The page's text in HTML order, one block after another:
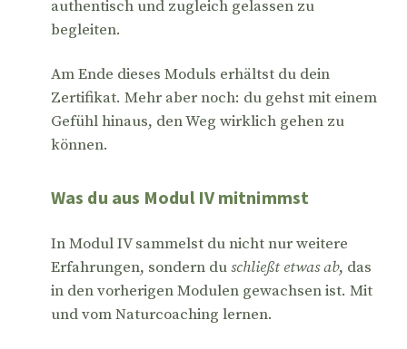
authentisch und zugleich gelassen zu
begleiten.
Am Ende dieses Moduls erhältst du dein
Zertifikat. Mehr aber noch: du gehst mit einem
Gefühl hinaus, den Weg wirklich gehen zu
können.
Was du aus Modul IV mitnimmst
In Modul IV sammelst du nicht nur weitere
Erfahrungen, sondern duschließt etwas ab, das
in den vorherigen Modulen gewachsen ist. Mit
und vom Naturcoaching lernen.